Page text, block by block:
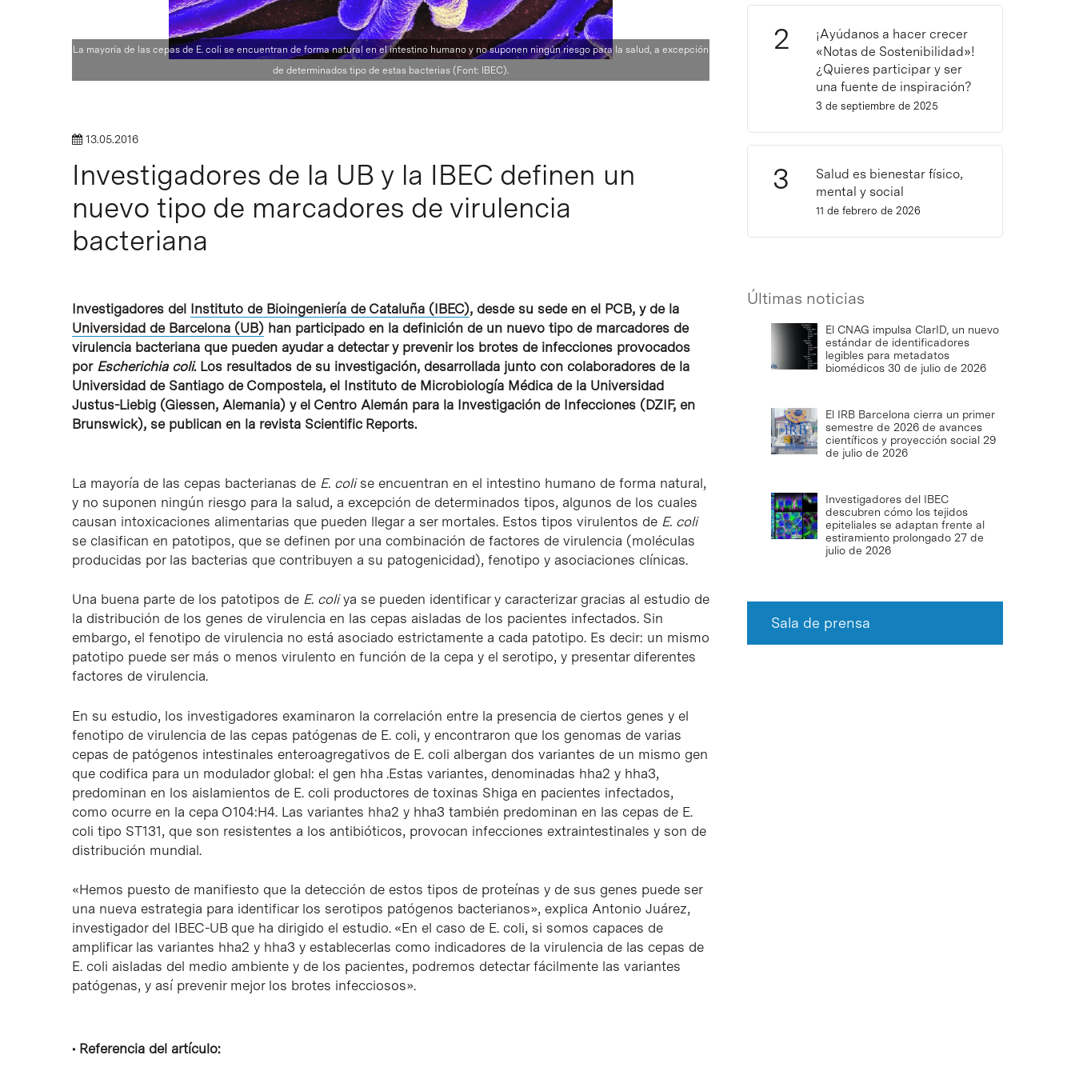
La mayoría de las cepas de E. coli se encuentran de forma natural en el intestino humano y no suponen ningún riesgo para la salud, a excepción
de determinados tipo de estas bacterias (Font: IBEC).
13.05.2016
Investigadores de la UB y la IBEC definen un
nuevo tipo de marcadores de virulencia
bacteriana
Investigadores del Instituto de Bioingeniería de Cataluña (IBEC), desde su sede en el PCB, y de la
Universidad de Barcelona (UB) han participado en la definición de un nuevo tipo de marcadores de
virulencia bacteriana que pueden ayudar a detectar y prevenir los brotes de infecciones provocados
porEscherichia coli. Los resultados de su investigación, desarrollada junto con colaboradores de la
Universidad de Santiago de Compostela, el Instituto de Microbiología Médica de la Universidad
Justus-Liebig (Giessen, Alemania) y el Centro Alemán para la Investigación de Infecciones (DZIF, en
Brunswick), se publican en la revista Scientific Reports.
La mayoría de las cepas bacterianas de E. coli se encuentran en el intestino humano de forma natural,
y no suponen ningún riesgo para la salud, a excepción de determinados tipos, algunos de los cuales
causan intoxicaciones alimentarias que pueden llegar a ser mortales. Estos tipos virulentos de E. coli
se clasifican en patotipos, que se definen por una combinación de factores de virulencia (moléculas
producidas por las bacterias que contribuyen a su patogenicidad), fenotipo y asociaciones clínicas.
Una buena parte de los patotipos de E. coliya se pueden identificar y caracterizar gracias al estudio de
la distribución de los genes de virulencia en las cepas aisladas de los pacientes infectados. Sin
embargo, el fenotipo de virulencia no está asociado estrictamente a cada patotipo. Es decir: un mismo
patotipo puede ser más o menos virulento en función de la cepa y el serotipo, y presentar diferentes
factores de virulencia.
En su estudio, los investigadores examinaron la correlación entre la presencia de ciertos genes y el
fenotipo de virulencia de las cepas patógenas de E. coli, y encontraron que los genomas de varias
cepas de patógenos intestinales enteroagregativos de E. coli albergan dos variantes de un mismo gen
que codifica para un modulador global: el gen hha .Estas variantes, denominadas hha2 y hha3,
predominan en los aislamientos de E. coli productores de toxinas Shiga en pacientes infectados,
como ocurre en la cepa O104:H4. Las variantes hha2 y hha3 también predominan en las cepas de E.
coli tipo ST131, que son resistentes a los antibióticos, provocan infecciones extraintestinales y son de
distribución mundial.
«Hemos puesto de manifiesto que la detección de estos tipos de proteínas y de sus genes puede ser
una nueva estrategia para identificar los serotipos patógenos bacterianos», explica Antonio Juárez,
investigador del IBEC-UB que ha dirigido el estudio. «En el caso de E. coli, si somos capaces de
amplificar las variantes hha2 y hha3 y establecerlas como indicadores de la virulencia de las cepas de
E. coli aisladas del medio ambiente y de los pacientes, podremos detectar fácilmente las variantes
patógenas, y así prevenir mejor los brotes infecciosos».
• Referencia del artículo:
¡Ayúdanos a hacer crecer
«Notas de Sostenibilidad»!
¿Quieres participar y ser
una fuente de inspiración?
3 de septiembre de 2025
Salud es bienestar físico,
mental y social
11 de febrero de 2026
Últimas noticias
El CNAG impulsa ClarID, un nuevo
estándar de identificadores
legibles para metadatos
biomédicos 30 de julio de 2026
El IRB Barcelona cierra un primer
semestre de 2026 de avances
científicos y proyección social 29
de julio de 2026
Investigadores del IBEC
descubren cómo los tejidos
epiteliales se adaptan frente al
estiramiento prolongado 27 de
julio de 2026
Sala de prensa